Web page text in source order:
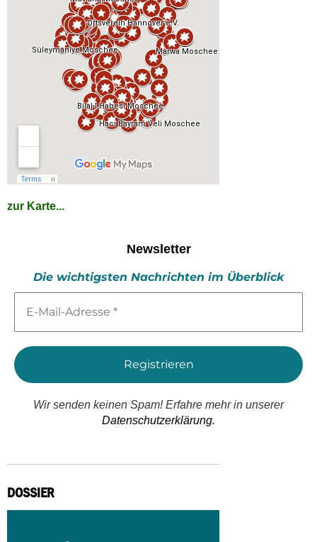
zur Karte...
Newsletter
Die wichtigsten Nachrichten im Überblick
Mail-
*
Wir senden keinen Spam! Erfahre mehr in unserer
Datenschutzerklärung.
DOSSIER